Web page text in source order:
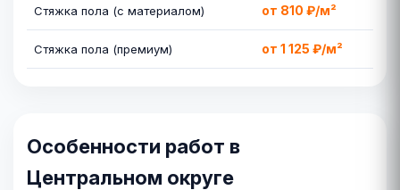
Стяжка пола (с материалом) от 810 ₽/м²
Стяжка пола (премиум) от 1 125 ₽/м²
Особенности работ в
Центральном округе